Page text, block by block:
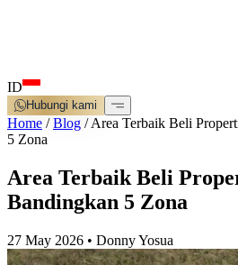
ID
Hubungi kami
Home /Blog /Area Terbaik Beli
5 Zona
Area Terbaik Beli
Bandingkan 5 Zona
27 May 2026 • Donny Yosua